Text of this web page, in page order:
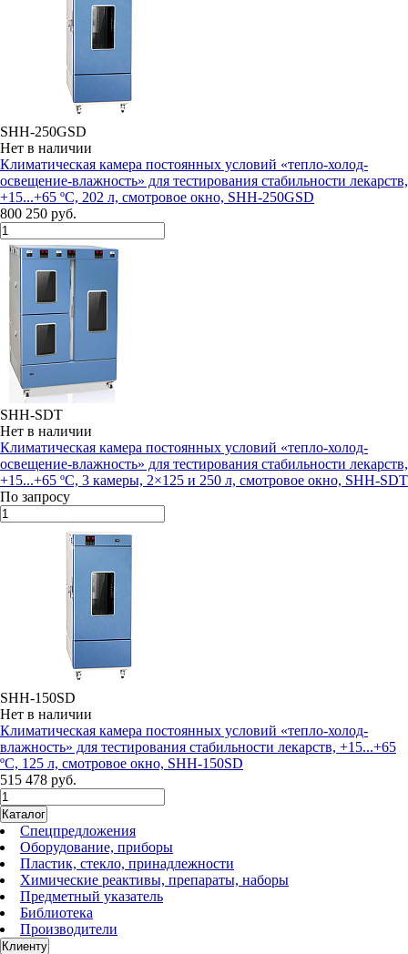
SHH-250GSD
Нет в наличии
Климатическая камера постоянных условий «тепло-холод-
освещение-влажность» для тестирования стабильности лекарств,
+15...+65 ºC, 202 л, смотровое окно, SHH-250GSD
800 250 руб.
SHH-SDT
Нет в наличии
Климатическая камера постоянных условий «тепло-холод-
освещение-влажность» для тестирования стабильности лекарств,
+15...+65 ºC, 3 камеры, 2×125 и 250 л, смотровое окно, SHH-SDT
По запросу
SHH-150SD
Нет в наличии
Климатическая камера постоянных условий «тепло-холод-
влажность» для тестирования стабильности лекарств, +15...+65
ºC, 125 л, смотровое окно, SHH-150SD
515 478 руб.
Каталог
Спецпредложения
Оборудование, приборы
Пластик, стекло, принадлежности
Химические реактивы, препараты, наборы
Предметный указатель
Библиотека
Производители
Клиенту